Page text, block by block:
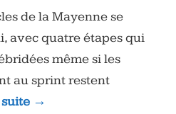
de la Mayenne se
avec quatre étapes qui
même si les
au sprint restent
→